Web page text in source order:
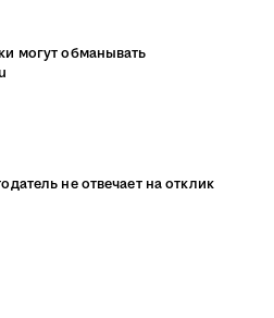
могут обманывать
не отвечает на отклик